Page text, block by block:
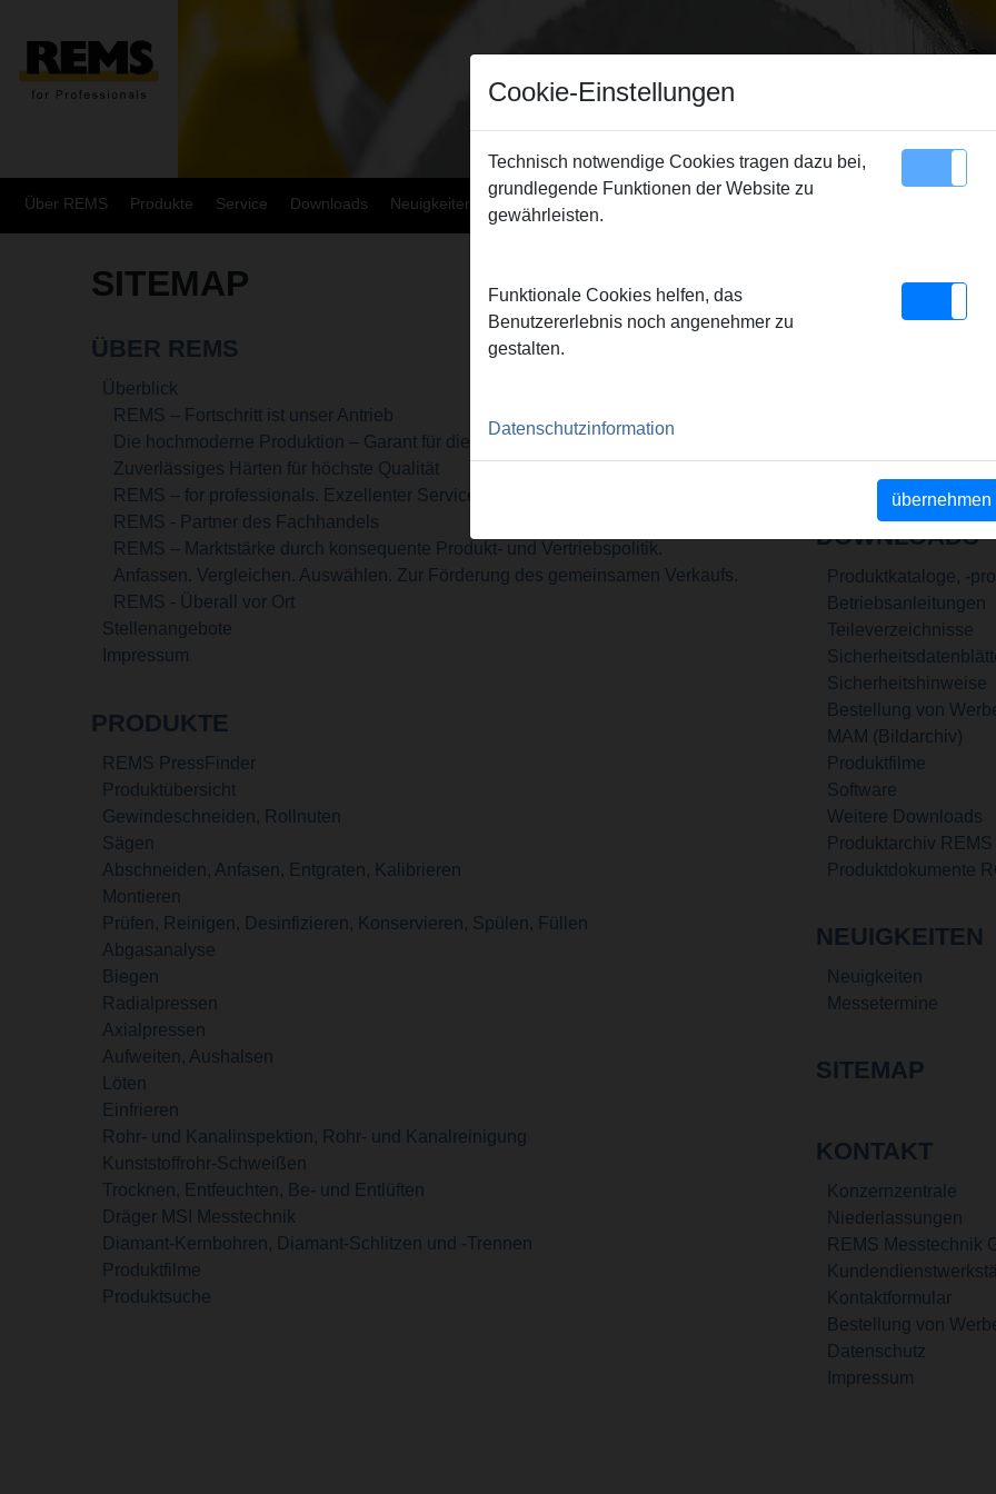
Über REMS Produkte Service Downloads Neuigkeiten Sitemap
SITEMAP
ÜBER REMS
Überblick
REMS – Fortschritt ist unser Antrieb
Die hochmoderne Produktion – Garant für die REMS Qualitätsprodukte.
Zuverlässiges Härten für höchste Qualität
REMS – for professionals. Exzellenter Service. Überall vor Ort.
REMS - Partner des Fachhandels
REMS – Marktstärke durch konsequente Produkt- und Vertriebspolitik.
Anfassen. Vergleichen. Auswählen. Zur Förderung des gemeinsamen Verkaufs.
REMS - Überall vor Ort
Stellenangebote
Impressum
PRODUKTE
REMS PressFinder
Produktübersicht
Gewindeschneiden, Rollnuten
Sägen
Abschneiden, Anfasen, Entgraten, Kalibrieren
Montieren
Prüfen, Reinigen, Desinfizieren, Konservieren, Spülen, Füllen
Abgasanalyse
Biegen
Radialpressen
Axialpressen
Aufweiten, Aushalsen
Löten
Einfrieren
Rohr- und Kanalinspektion, Rohr- und Kanalreinigung
Kunststoffrohr-Schweißen
Trocknen, Entfeuchten, Be- und Entlüften
Dräger MSI Messtechnik
Diamant-Kernbohren, Diamant-Schlitzen und -Trennen
Produktfilme
Produktsuche
Verlängerung der
DOWNLOADS
Produktkataloge, -
Betriebsanleitungen
Teileverzeichnisse
Sicherheitshinweise
Bestellung von
MAM (Bildarchiv)
Produktfilme
Software
Weitere Downloads
Produktarchiv REMS
Produktdokumente
NEUIGKEITEN
Neuigkeiten
Messetermine
SITEMAP
KONTAKT
Konzernzentrale
Niederlassungen
REMS Messtechnik
Kontaktformular
Bestellung von
Datenschutz
Impressum
Cookie-Einstellungen
Technisch notwendige Cookies tragen dazu bei,
grundlegende Funktionen der Website zu
gewährleisten.
Funktionale Cookies helfen, das
Benutzererlebnis noch angenehmer zu
gestalten.
Datenschutzinformation
übernehmen